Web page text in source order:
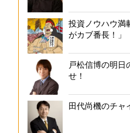
投資ノウハウ満
がカブ番長！」
戸松信博の明日
せ！
田代尚機のチャ